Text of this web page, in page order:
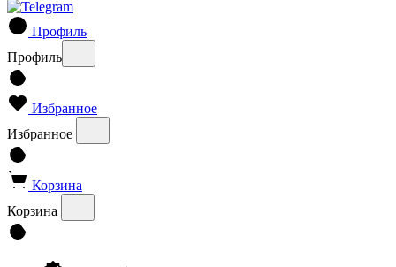
Профиль
Профиль
Избранное
Избранное
Корзина
Корзина